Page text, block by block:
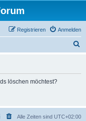
Anmelden
Registrieren
löschen möchtest?
Alle Zeiten sind UTC+02:00